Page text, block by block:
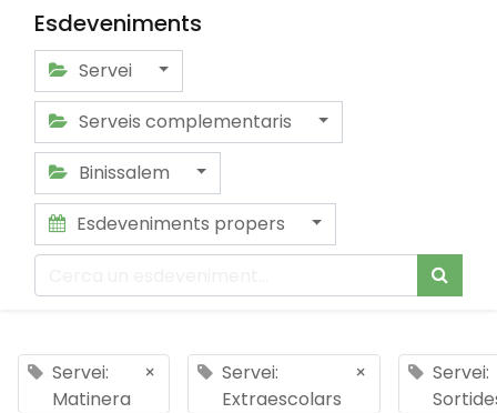
Esdeveniments
Servei
Serveis complementaris
Binissalem
Esdeveniments propers
Servei:
Matinera
×
Servei:
Extraescolars
×
Servei: